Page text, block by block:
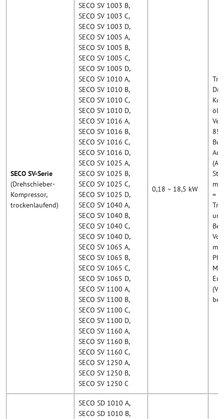
SECO SV-Serie
(Drehschieber-
Kompressor,
trockenlaufend)
SECO SV 1003 B,
SECO SV 1003 C,
SECO SV 1003 D,
SECO SV 1005 A,
SECO SV 1005 B,
SECO SV 1005 C,
SECO SV 1005 D,
SECO SV 1010 A,
SECO SV 1010 B,
SECO SV 1010 C,
SECO SV 1010 D,
SECO SV 1016 A,
SECO SV 1016 B,
SECO SV 1016 C,
SECO SV 1016 D,
SECO SV 1025 A,
SECO SV 1025 B,
SECO SV 1025 C,
SECO SV 1025 D,
SECO SV 1040 A,
SECO SV 1040 B,
SECO SV 1040 C,
SECO SV 1040 D,
SECO SV 1065 A,
SECO SV 1065 B,
SECO SV 1065 C,
SECO SV 1065 D,
SECO SV 1100 A,
SECO SV 1100 B,
SECO SV 1100 C,
SECO SV 1100 D,
SECO SV 1160 A,
SECO SV 1160 B,
SECO SV 1160 C,
SECO SV 1250 A,
SECO SV 1250 B,
SECO SV 1250 C
0,18 – 18,5 kW
(A/
mit
=
SECO SD 1010 A,
SECO SD 1010 B,